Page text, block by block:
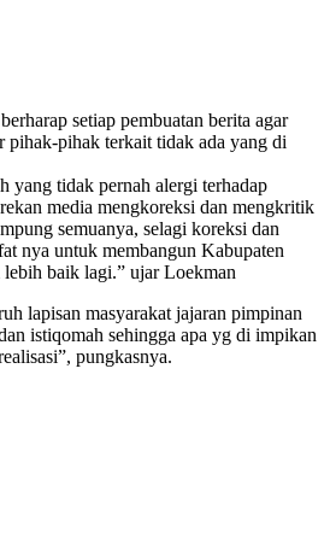
setiap pembuatan berita agar
pihak-pihak terkait tidak ada yang di
yang tidak pernah alergi terhadap
media mengkoreksi dan mengkritik
semuanya, selagi koreksi dan
nya untuk membangun Kabupaten
baik lagi.” ujar Loekman
lapisan masyarakat jajaran pimpinan
istiqomah sehingga apa yg di impikan
pungkasnya.